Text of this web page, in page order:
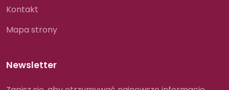
Kontakt
Mapa strony
Newsletter